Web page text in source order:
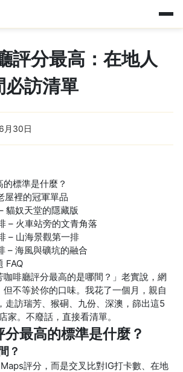
評分最高：在地人
訪清單
月30日
標準是什麼？
屋裡的冠軍單品
貓奴天堂的隱藏版
– 火車站旁的文青角落
– 山海景觀第一排
– 海風與礦坑的融合
FAQ
啡廳評分最高的是哪間？」老實說，網
不等於你的口味。我花了一個月，親自
走訪瑞芳、猴硐、九份、深澳，篩出這5
家。不廢話，直接看清單。
最高的標準是什麼？
？
評分，而是交叉比對IG打卡數、在地